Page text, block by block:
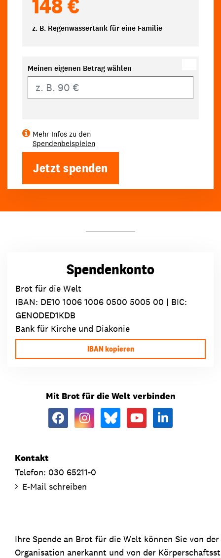
z. B. Regenwassertank für eine Familie
Meinen eigenen Betrag wählen
Mehr Infos zu den
Spendenbeispielen
Jetzt spenden
Spendenkonto
Brot für die Welt
IBAN: DE10 1006 1006 0500 5005 00 | BIC:
GENODED1KDB
Bank für Kirche und Diakonie
IBAN kopieren
Mit Brot für die Welt verbinden
Kontakt
Telefon: 030 65211-0
E-Mail schreiben
Ihre Spende an Brot für die Welt können Sie von
Organisation anerkannt und von der